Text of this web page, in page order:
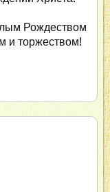
Рождеством
и торжеством!